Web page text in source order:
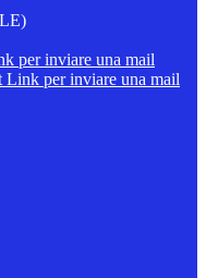
per inviare una mail
Link per inviare una mail